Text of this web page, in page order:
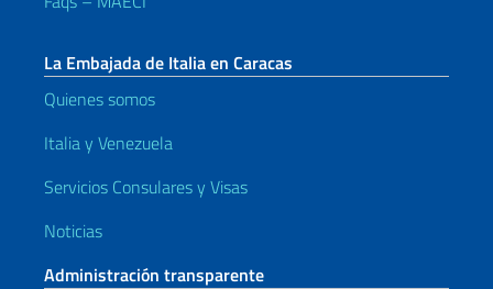
La Embajada de Italia en Caracas
Quienes somos
Italia y Venezuela
Servicios Consulares y Visas
Noticias
Administración transparente